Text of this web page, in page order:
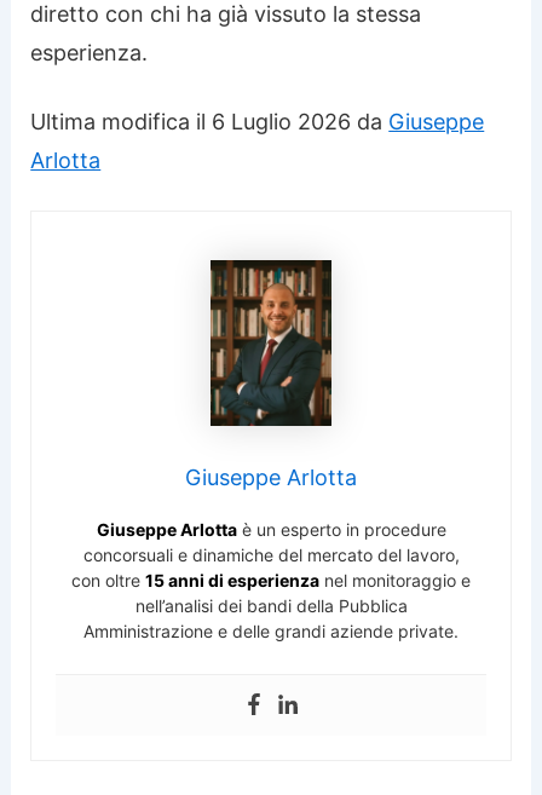
diretto con chi ha già vissuto la stessa
esperienza.
Ultima modifica il 6 Luglio 2026 da Giuseppe
Arlotta
Giuseppe Arlotta
Giuseppe Arlottaè un esperto in procedure
concorsuali e dinamiche del mercato del lavoro,
con oltre 15 anni di esperienza nel monitoraggio e
nell’analisi dei bandi della Pubblica
Amministrazione e delle grandi aziende private.